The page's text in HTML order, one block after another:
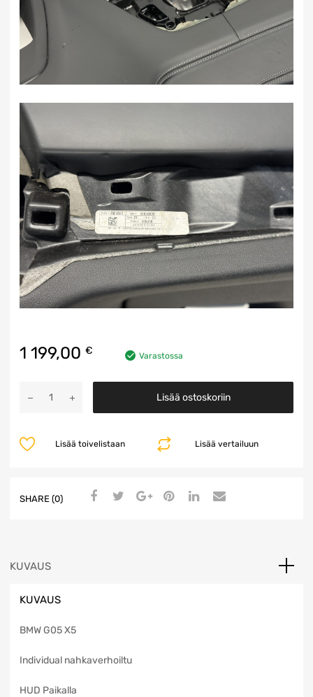
1 199,00 € Varastossa
määrä
Lisää ostoskoriin
Lisää vertailuun
Lisää toivelistaan
SHARE (0)
KUVAUS
KUVAUS
BMW G05 X5
Individual nahkaverhoiltu
HUD Paikalla